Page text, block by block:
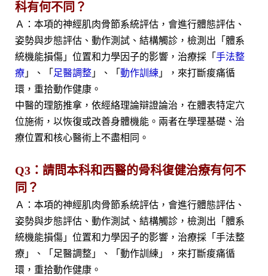
科有何不同？
Ａ：本項的神經肌肉骨節系統評估，會進行體態評估、
姿勢與步態評估、動作測試、結構觸診，檢測出「體系
統機能損傷」位置和力學因子的影響，治療採「 手法整
療 」、「 足醫調整 」、「 動作訓練 」，來打斷痠痛循
環，重拾動作健康。
中醫的理筋推拿，依經絡理論辯證論治，在體表特定穴
位施術，以恢復或改善身體機能。兩者在學理基礎、治
療位置和核心醫術上不盡相同。
Q3：請問本科和西醫的骨科復健治療有何不
同？
Ａ：本項的神經肌肉骨節系統評估，會進行體態評估、
姿勢與步態評估、動作測試、結構觸診，檢測出「體系
統機能損傷」位置和力學因子的影響，治療採「手法整
療」、「足醫調整」、「動作訓練」，來打斷痠痛循
環，重拾動作健康。